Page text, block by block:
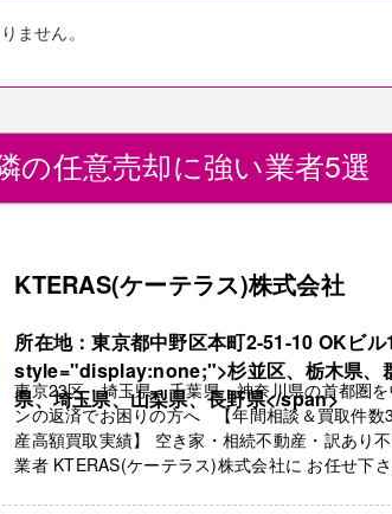
ません。
の任意売却に強い業者5選
KTERAS(ケーテラス)株式会社
所在地：東京都中野区本町2-51-10 OKビ
style="display:none;">杉並区、栃木県、
県、埼玉県、山梨県、長野県</span>
東京23区・埼玉県・千葉県・神奈川県の首都圏
ンの返済でお困りの方へ 【年間相談＆買取件数
産高額買取実績】 空き家・相続不動産・訳あり
業者 KTERAS(ケーテラス)株式会社に お任せ下